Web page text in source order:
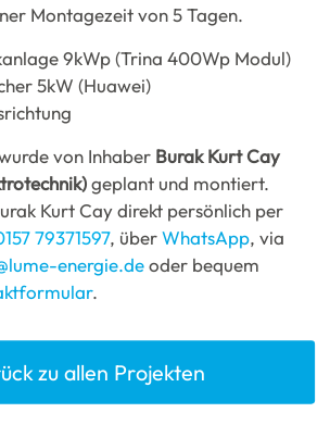
Montagezeit von 5 Tagen.
9kWp (Trina 400Wp Modul)
5kW (Huawei)
von Inhaber Burak Kurt Cay
geplant und montiert.
Kurt Cay direkt persönlich per
79371597, überWhatsApp, via
energie.deoder bequem
.
zu allen Projekten